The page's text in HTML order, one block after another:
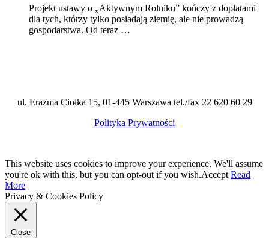
Projekt ustawy o „Aktywnym Rolniku” kończy z dopłatami
dla tych, którzy tylko posiadają ziemię, ale nie prowadzą
gospodarstwa. Od teraz …
ul. Erazma Ciołka 15, 01-445 Warszawa tel./fax 22 620 60 29
Polityka Prywatności
This website uses cookies to improve your experience. We'll assume
you're ok with this, but you can opt-out if you wish.Accept Read
More
Privacy & Cookies Policy
Close